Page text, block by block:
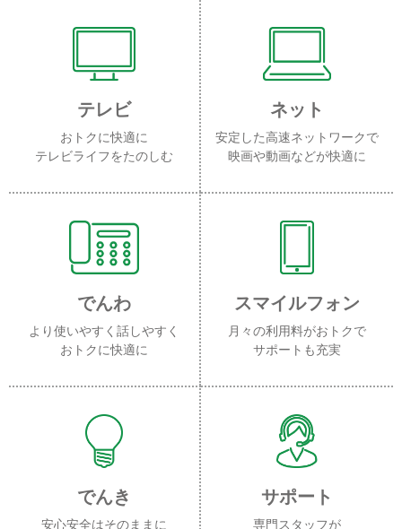
テレビ
おトクに快適に
テレビライフをたのしむ
ネット
安定した高速ネットワークで
映画や動画などが快適に
でんわ
より使いやすく話しやすく
おトクに快適に
スマイルフォン
月々の利用料がおトクで
サポートも充実
でんき
安心安全はそのままに
サポート
専門スタッフが